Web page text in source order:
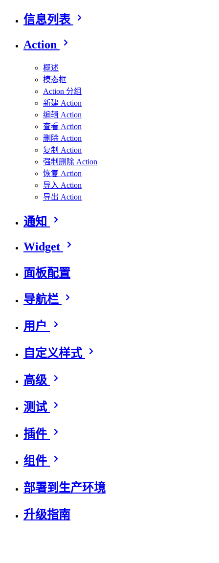
信息列表
Action
概述
模态框
Action 分组
新建 Action
编辑 Action
查看 Action
删除 Action
复制 Action
强制删除 Action
恢复 Action
导入 Action
导出 Action
通知
Widget
面板配置
导航栏
用户
自定义样式
高级
测试
插件
组件
部署到生产环境
升级指南